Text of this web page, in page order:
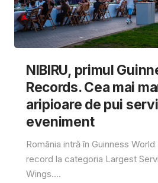
NIBIRU, primul
Records. Cea mai
aripioare de pui
eveniment
România intră în Guinness
record la categoria Largest
Wings....